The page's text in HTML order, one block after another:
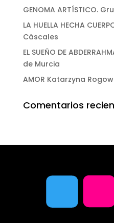
GENOMA ARTÍSTICO.
LA HUELLA HECHA
Cáscales
EL SUEÑO DE
de Murcia
AMOR Katarzyna
Comentarios